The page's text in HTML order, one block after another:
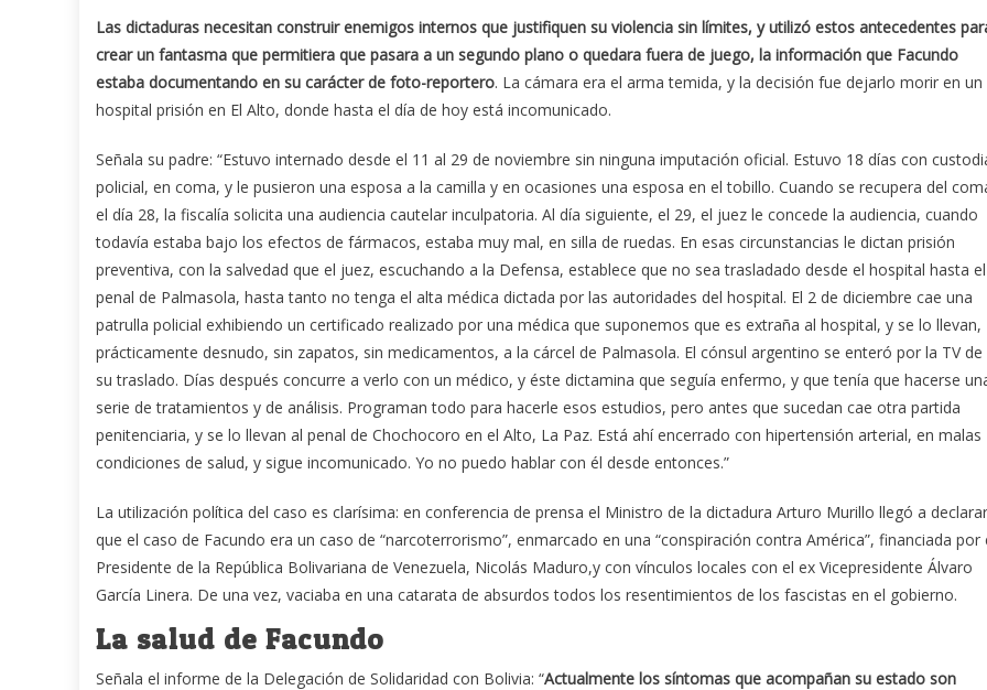
Las dictaduras necesitan construir enemigos internos que justifiquen su violencia sin límites, y utilizó estos antecedentes
crear un fantasma que permitiera que pasara a un segundo plano o quedara fuera de juego, la información que Facundo
estaba documentando en su carácter de foto-reportero. La cámara era el arma temida, y la decisión fue dejarlo morir en un
hospital prisión en El Alto, donde hasta el día de hoy está incomunicado.
Señala su padre: “Estuvo internado desde el 11 al 29 de noviembre sin ninguna imputación oficial. Estuvo 18 días con
policial, en coma, y le pusieron una esposa a la camilla y en ocasiones una esposa en el tobillo. Cuando se recupera del
el día 28, la fiscalía solicita una audiencia cautelar inculpatoria. Al día siguiente, el 29, el juez le concede la audiencia, cuando
todavía estaba bajo los efectos de fármacos, estaba muy mal, en silla de ruedas. En esas circunstancias le dictan prisión
preventiva, con la salvedad que el juez, escuchando a la Defensa, establece que no sea trasladado desde el hospital hasta el
penal de Palmasola, hasta tanto no tenga el alta médica dictada por las autoridades del hospital. El 2 de diciembre cae una
patrulla policial exhibiendo un certificado realizado por una médica que suponemos que es extraña al hospital, y se lo llevan,
prácticamente desnudo, sin zapatos, sin medicamentos, a la cárcel de Palmasola. El cónsul argentino se enteró por la TV de
su traslado. Días después concurre a verlo con un médico, y éste dictamina que seguía enfermo, y que tenía que hacerse
serie de tratamientos y de análisis. Programan todo para hacerle esos estudios, pero antes que sucedan cae otra partida
penitenciaria, y se lo llevan al penal de Chochocoro en el Alto, La Paz. Está ahí encerrado con hipertensión arterial, en malas
condiciones de salud, y sigue incomunicado. Yo no puedo hablar con él desde entonces.”
La utilización política del caso es clarísima: en conferencia de prensa el Ministro de la dictadura Arturo Murillo llegó a declarar
que el caso de Facundo era un caso de “narcoterrorismo”, enmarcado en una “conspiración contra América”, financiada por
Presidente de la República Bolivariana de Venezuela, Nicolás Maduro,y con vínculos locales con el ex Vicepresidente Álvaro
García Linera. De una vez, vaciaba en una catarata de absurdos todos los resentimientos de los fascistas en el gobierno.
La salud de Facundo
Señala el informe de la Delegación de Solidaridad con Bolivia: “Actualmente los síntomas que acompañan su estado son